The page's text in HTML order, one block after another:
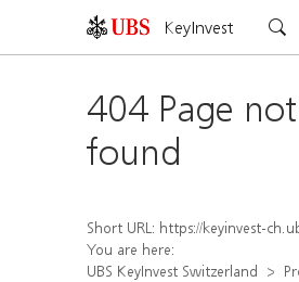
KeyInvest
404 Page not
found
Short URL: https://keyinvest-ch.ubs.com/produkt/
You are here:
UBS KeyInvest Switzerland